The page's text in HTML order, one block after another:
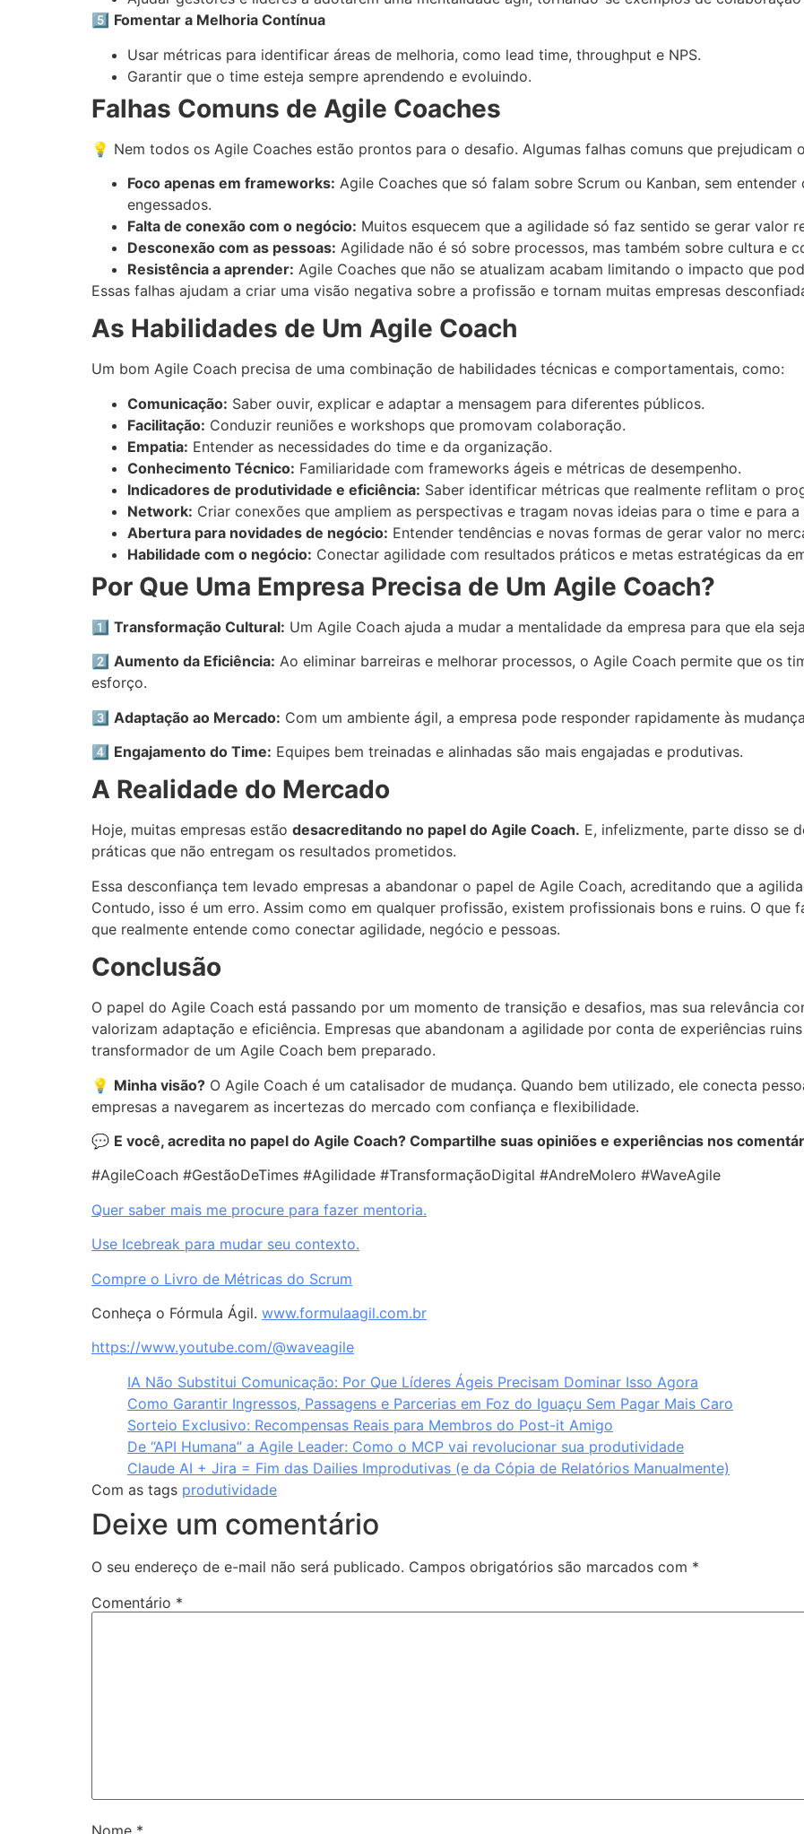
5️⃣ Fomentar a Melhoria Contínua
Usar métricas para identificar áreas de melhoria, como lead time, throughput e NPS.
Garantir que o time esteja sempre aprendendo e evoluindo.
Falhas Comuns de Agile Coaches
💡 Nem todos os Agile Coaches estão prontos para o desafio. Algumas falhas comuns que prejudicam
Foco apenas em frameworks: Agile Coaches que só falam sobre Scrum ou Kanban, sem
engessados.
Falta de conexão com o negócio: Muitos esquecem que a agilidade só faz sentido se gerar valor
Desconexão com as pessoas: Agilidade não é só sobre processos, mas também sobre cultura e
Resistência a aprender: Agile Coaches que não se atualizam acabam limitando o impacto que
Essas falhas ajudam a criar uma visão negativa sobre a profissão e tornam muitas empresas
As Habilidades de Um Agile Coach
Um bom Agile Coach precisa de uma combinação de habilidades técnicas e comportamentais, como:
Comunicação: Saber ouvir, explicar e adaptar a mensagem para diferentes públicos.
Facilitação: Conduzir reuniões e workshops que promovam colaboração.
Empatia: Entender as necessidades do time e da organização.
Conhecimento Técnico: Familiaridade com frameworks ágeis e métricas de desempenho.
Indicadores de produtividade e eficiência: Saber identificar métricas que realmente reflitam o
Network: Criar conexões que ampliem as perspectivas e tragam novas ideias para o time e para a
Abertura para novidades de negócio: Entender tendências e novas formas de gerar valor no
Habilidade com o negócio: Conectar agilidade com resultados práticos e metas estratégicas da
Por Que Uma Empresa Precisa de Um Agile Coach?
1️⃣ Transformação Cultural: Um Agile Coach ajuda a mudar a mentalidade da empresa para que ela
2️⃣ Aumento da Eficiência: Ao eliminar barreiras e melhorar processos, o Agile Coach permite que os
esforço.
3️⃣ Adaptação ao Mercado: Com um ambiente ágil, a empresa pode responder rapidamente às
4️⃣ Engajamento do Time: Equipes bem treinadas e alinhadas são mais engajadas e produtivas.
A Realidade do Mercado
Hoje, muitas empresas estão desacreditando no papel do Agile Coach. E, infelizmente, parte disso se
práticas que não entregam os resultados prometidos.
Essa desconfiança tem levado empresas a abandonar o papel de Agile Coach, acreditando que a
Contudo, isso é um erro. Assim como em qualquer profissão, existem profissionais bons e ruins. O que
que realmente entende como conectar agilidade, negócio e pessoas.
Conclusão
O papel do Agile Coach está passando por um momento de transição e desafios, mas sua relevância
valorizam adaptação e eficiência. Empresas que abandonam a agilidade por conta de experiências
transformador de um Agile Coach bem preparado.
💡 Minha visão? O Agile Coach é um catalisador de mudança. Quando bem utilizado, ele conecta
empresas a navegarem as incertezas do mercado com confiança e flexibilidade.
💬 E você, acredita no papel do Agile Coach? Compartilhe suas opiniões e experiências nos
#AgileCoach #GestãoDeTimes #Agilidade #TransformaçãoDigital #AndreMolero #WaveAgile
Quer saber mais me procure para fazer mentoria.
Use Icebreak para mudar seu contexto.
Compre o Livro de Métricas do Scrum
Conheça o Fórmula Ágil. www.formulaagil.com.br
https://www.youtube.com/@waveagile
IA Não Substitui Comunicação: Por Que Líderes Ágeis Precisam Dominar Isso Agora
Como Garantir Ingressos, Passagens e Parcerias em Foz do Iguaçu Sem Pagar Mais Caro
Sorteio Exclusivo: Recompensas Reais para Membros do Post-it Amigo
De “API Humana” a Agile Leader: Como o MCP vai revolucionar sua produtividade
Claude AI + Jira = Fim das Dailies Improdutivas (e da Cópia de Relatórios Manualmente)
Com as tags produtividade
Deixe um comentário
O seu endereço de e-mail não será publicado. Campos obrigatórios são marcados com *
Comentário *